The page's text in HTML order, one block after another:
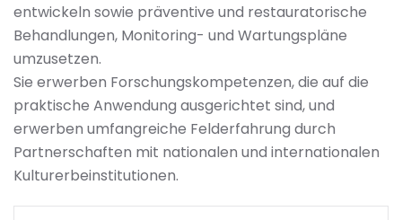
entwickeln sowie präventive und restauratorische
Behandlungen, Monitoring- und Wartungspläne
umzusetzen.
Sie erwerben Forschungskompetenzen, die auf die
praktische Anwendung ausgerichtet sind, und
erwerben umfangreiche Felderfahrung durch
Partnerschaften mit nationalen und internationalen
Kulturerbeinstitutionen.